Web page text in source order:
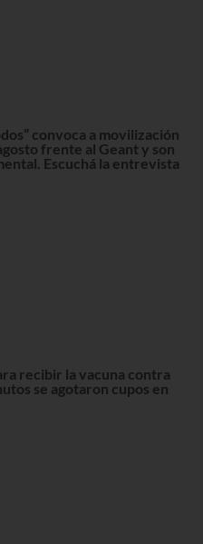
convoca a movilización
frente al Geant y son
Escuchá la entrevista
recibir la vacuna contra
se agotaron cupos en